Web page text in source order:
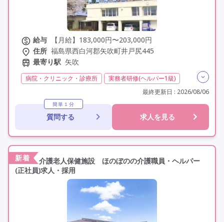
給与
【月給】183,000円〜203,000円
住所 福島県西白河郡矢吹町井戸尻445
最寄り駅 矢吹
病院・クリニック・診療所
実務者研修(ヘルパー1級)
夜勤なし
残業月20時間以内
残業ほぼなし
常勤
社会保険完備
交通費支給
未経験歓迎
最終更新日 : 2026/08/06
簡単１分
質問する 求人を見る
新着
介護老人保健施設 ほのぼのの介護職員・ヘルパー
(正社員)求人・採用